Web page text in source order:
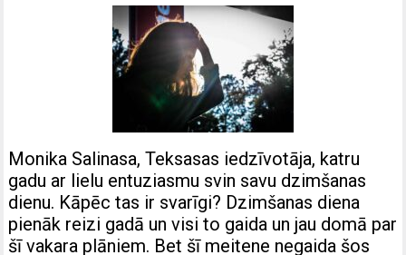
Monika Salinasa, Teksasas iedzīvotāja, katru
gadu ar lielu entuziasmu svin savu dzimšanas
dienu. Kāpēc tas ir svarīgi? Dzimšanas diena
pienāk reizi gadā un visi to gaida un jau domā par
šī vakara plāniem. Bet šī meitene negaida šos